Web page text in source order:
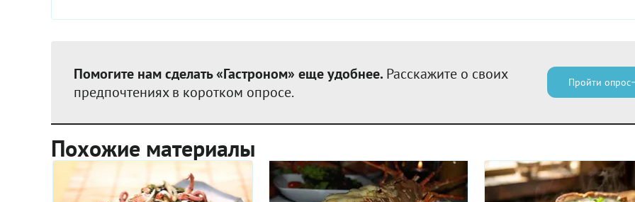
Помогите нам сделать «Гастроном» еще удобнее. Расскажите о своих
предпочтениях в коротком опросе.
Пройти опрос
Похожие материалы